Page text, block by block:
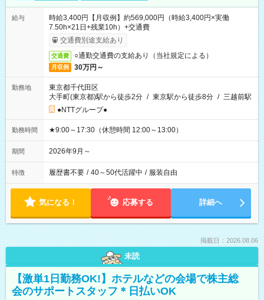
給与
時給3,400円【月収例】約569,000円（時給3,400円×実働
7.50h×21日+残業10h）+交通費
交通費別途支給あり
交通費 ○通勤交通費の支給あり（当社規定による）
月収例 30万円～
勤務地
東京都千代田区
大手町(東京都)駅から徒歩2分 / 東京駅から徒歩8分 / 三越前駅
●NTTグループ●
勤務時間 ★9:00～17:30（休憩時間 12:00～13:00）
期間 2026年9月～
特徴 履歴書不要 / 40～50代活躍中 / 服装自由
気になる！ 応募する 詳細へ
掲載日：2026.08.06
未読
【激単1日勤務OK!】ホテルなどの会場で株主総
会のサポートスタッフ＊日払いOK